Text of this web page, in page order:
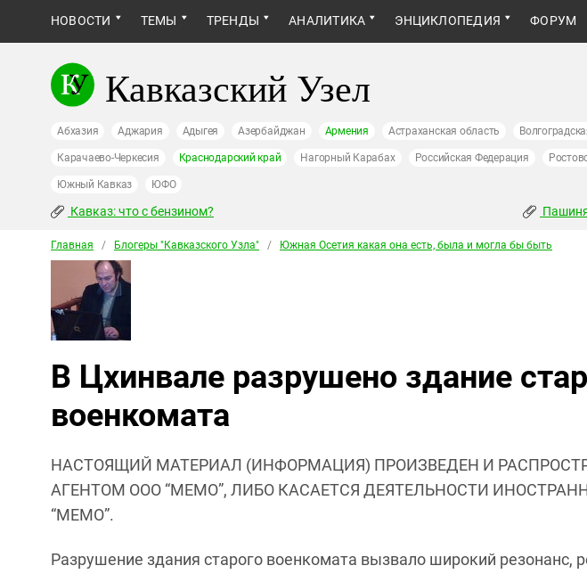
НОВОСТИ ТЕМЫ ТРЕНДЫ АНАЛИТИКА ЭНЦИКЛОПЕДИЯ ФОРУМ
Кавказский Узел
Абхазия Аджария Адыгея Азербайджан Армения Астраханская область
Карачаево-Черкесия Краснодарский край Нагорный Карабах Российская Федерация
Южный Кавказ ЮФО
Кавказ: что с бензином?
Главная / Блогеры "Кавказского Узла" / Южная Осетия какая она есть, была и могла бы быть
В Цхинвале разрушено здание
военкомата
НАСТОЯЩИЙ МАТЕРИАЛ (ИНФОРМАЦИЯ) ПРОИЗВЕДЕН И
АГЕНТОМ ООО “МЕМО”, ЛИБО КАСАЕТСЯ ДЕЯТЕЛЬНОСТИ
“МЕМО”.
Разрушение здания старого военкомата вызвало широкий резонанс,